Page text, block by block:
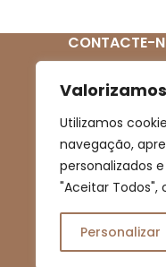
Utilizamos
navegação,
personalizados
"Aceitar Todos",
Personalizar
CONTACTE-
(+351) 939